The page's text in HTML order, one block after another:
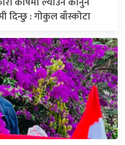
दिन्छु : गोकुल बाँस्कोटा